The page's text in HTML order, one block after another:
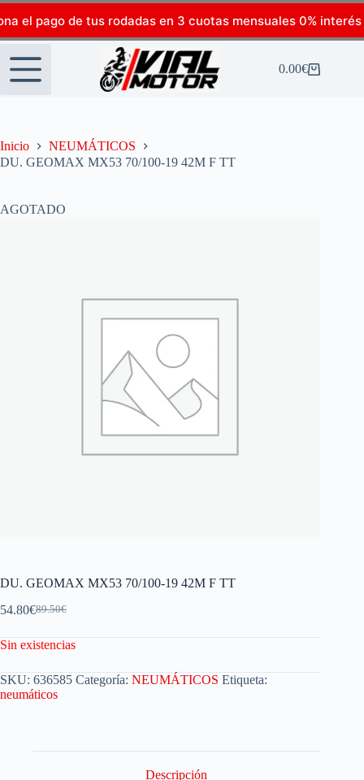
el pago de tus rodadas en 3 cuotas mensuales 0% interés
0.00€
Inicio
NEUMÁTICOS
DU. GEOMAX MX53 70/100-19 42M F TT
AGOTADO
DU. GEOMAX MX53 70/100-19 42M F TT
89.50€
54.80€
Sin existencias
SKU: 636585 Categoría: NEUMÁTICOS Etiqueta:
neumáticos
Descripción